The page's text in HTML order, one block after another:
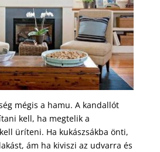
mégis a hamu. A kandallót
kell, ha megtelik a
üríteni. Ha kukászsákba önti,
ám ha kiviszi az udvarra és